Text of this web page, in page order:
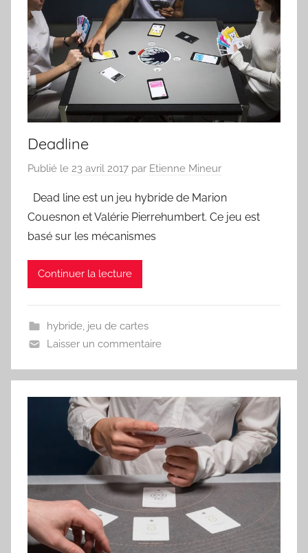
Deadline
Publié le 23 avril 2017 par Etienne Mineur
Dead line est un jeu hybride de Marion
Couesnon et Valérie Pierrehumbert. Ce jeu est
basé sur les mécanismes
Continuer la lecture
hybride, jeu de cartes
Laisser un commentaire